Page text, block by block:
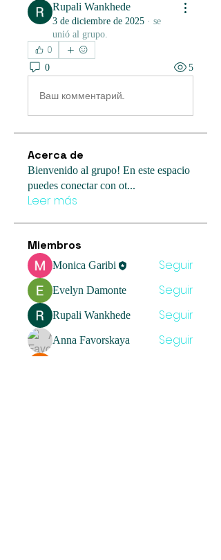
Rupali Wankhede
3 de diciembre de 2025 · se
unió al grupo.
0
0 5
Ваш комментарий...
Acerca de
Bienvenido al grupo! En este espacio
puedes conectar con ot...
Leer más
Miembros
Monica Garibi Seguir
Evelyn Damonte Seguir
Rupali Wankhede Seguir
Anna Favorskaya Seguir